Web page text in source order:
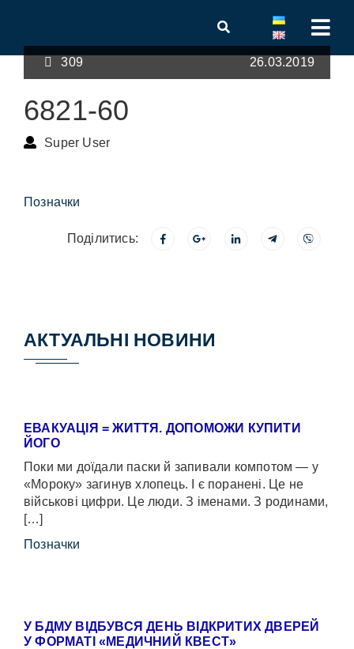
309 26.03.2019
6821-60
Super User
Позначки
Поділитись:
АКТУАЛЬНІ НОВИНИ
ЕВАКУАЦІЯ = ЖИТТЯ. ДОПОМОЖИ КУПИТИ
ЙОГО
Поки ми доїдали паски й запивали компотом — у
«Мороку» загинув хлопець. І є поранені. Це не
військові цифри. Це люди. З іменами. З родинами,
[…]
Позначки
У БДМУ ВІДБУВСЯ ДЕНЬ ВІДКРИТИХ ДВЕРЕЙ
У ФОРМАТІ «МЕДИЧНИЙ КВЕСТ»